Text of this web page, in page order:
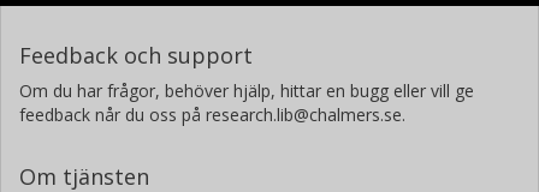
Feedback och support
Om du har frågor, behöver hjälp, hittar en bugg eller vill ge
feedback når du oss på research.lib@chalmers.se.
Om tjänsten